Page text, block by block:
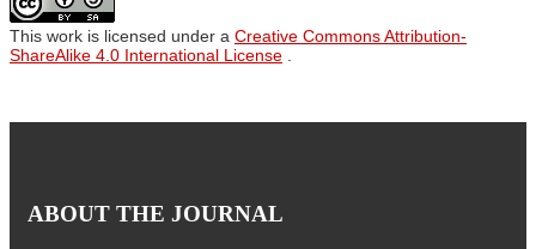
This work is licensed under a Creative Commons Attribution-
ShareAlike 4.0 International License
ABOUT THE JOURNAL